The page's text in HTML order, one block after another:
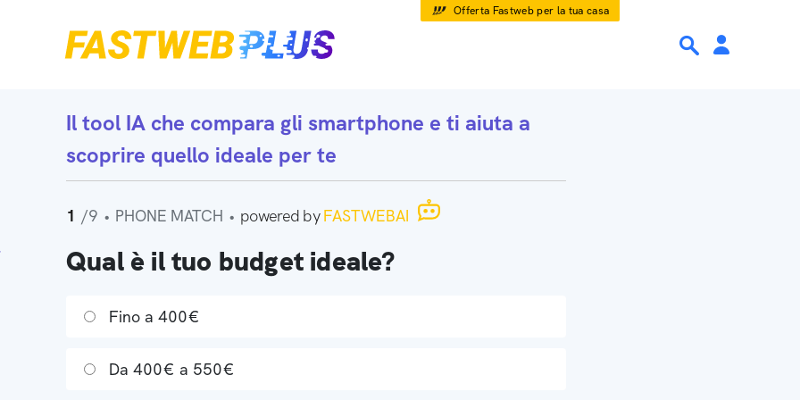
Offerta Fastweb per la tua casa
Il tool IA che compara gli smartphone e ti aiuta a
scoprire quello ideale per te
1 /9 • PHONE MATCH • powered byFASTWEBAI
Qual è il tuo budget ideale?
Fino a 400€
Da 400€ a 550€